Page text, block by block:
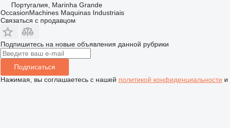
Португалия, Marinha Grande
OccasionMachines Maquinas Industriais
Связаться с продавцом
Подпишитесь на новые объявления данной рубрики
Подписаться
Нажимая, вы соглашаетесь с нашей политикой конфиденциальности и